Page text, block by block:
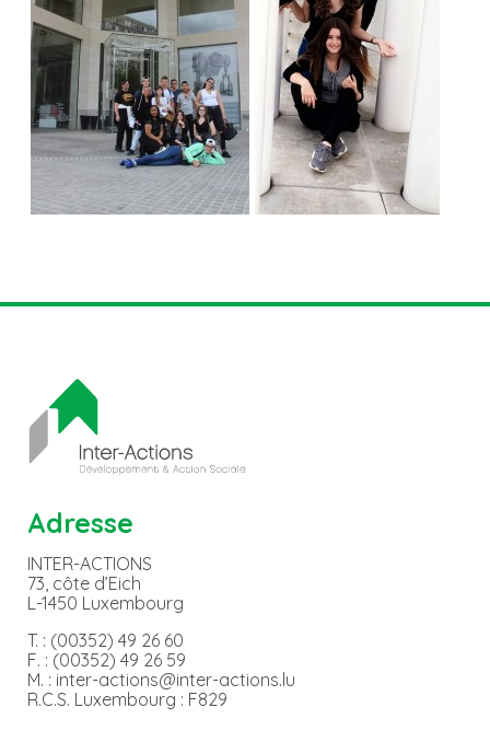
Adresse
INTER-ACTIONS
73, côte d’Eich
L-1450 Luxembourg
T. : (00352) 49 26 60
F. : (00352) 49 26 59
M. : inter-actions@inter-actions.lu
R.C.S. Luxembourg : F829